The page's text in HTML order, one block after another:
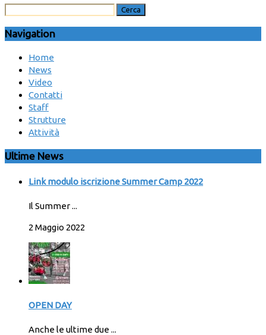
Navigation
Home
News
Video
Contatti
Staff
Strutture
Attività
Ultime News
Link modulo iscrizione Summer Camp 2022
Il Summer ...
2 Maggio 2022
OPEN DAY
Anche le ultime due ...